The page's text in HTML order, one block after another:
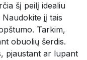
šį peilį idealiu
jį tais
Tarkim,
obuolių šerdis.
pjaustant ar lupant